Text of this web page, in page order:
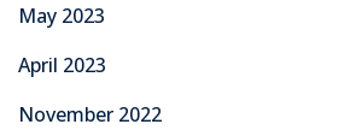
May 2023
April 2023
November 2022